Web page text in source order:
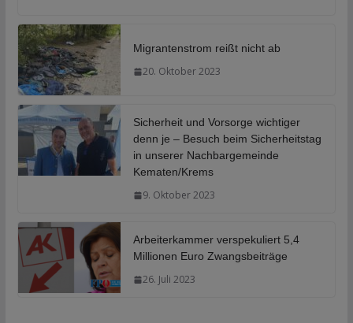
Migrantenstrom reißt nicht ab
20. Oktober 2023
Sicherheit und Vorsorge wichtiger
denn je – Besuch beim Sicherheitstag
in unserer Nachbargemeinde
Kematen/Krems
9. Oktober 2023
Arbeiterkammer verspekuliert 5,4
Millionen Euro Zwangsbeiträge
26. Juli 2023